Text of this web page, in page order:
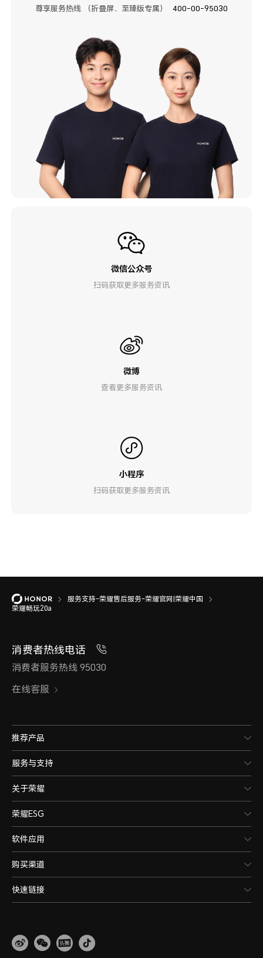
尊享服务热线 （折叠屏、至臻版专属）
400-00-95030
微信公众号
扫码获取更多服务资讯
微博
查看更多服务资讯
小程序
扫码获取更多服务资讯
服务支持-荣耀售后服务-荣耀官网|荣耀中国
荣耀畅玩20a
消费者热线电话
消费者服务热线 95030
在线客服
推荐产品
服务与支持
关于荣耀
荣耀ESG
软件应用
购买渠道
快速链接